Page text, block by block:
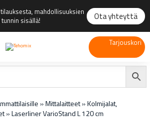
mahdollisuuksien
sisällä!
Ota yhteyttä
Tarjouskori
»Mittalaitteet»Kolmijalat,
»Laserliner VarioStand L 120 cm